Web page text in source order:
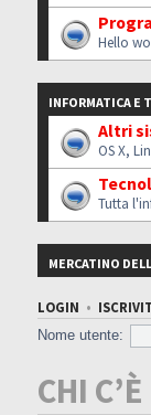
Hello
INFORMATICA E
Altri
OS X,
Tutta
MERCATINO
LOGIN •
Nome utente:
CHI